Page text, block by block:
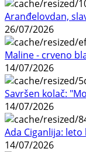
Aranđelovdan,
26/07/2026
Maline - crveno
14/07/2026
Savršen kolač:
14/07/2026
Ada Ciganlija:
14/07/2026